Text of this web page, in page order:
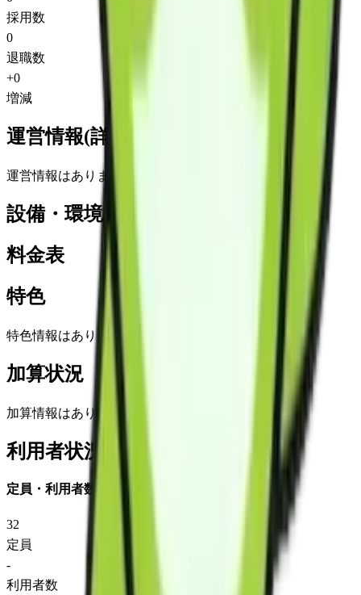
採用数
0
退職数
+0
増減
運営情報(詳細)
運営情報はありません
設備・環境
料金表
特色
特色情報はありません
加算状況
加算情報はありません
利用者状況
定員・利用者数
32
定員
-
利用者数